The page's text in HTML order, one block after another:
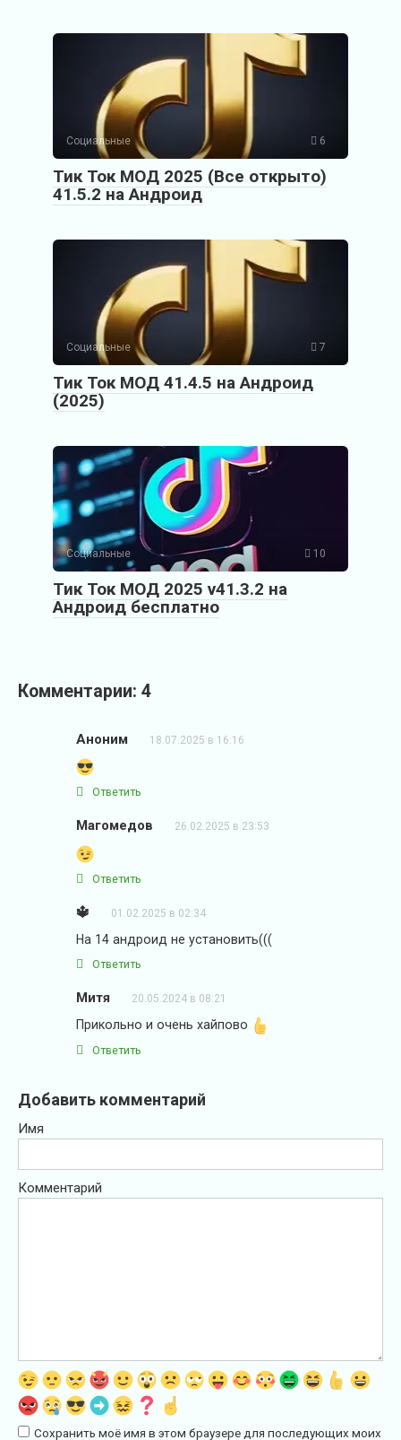
Социальные 6
Тик Ток МОД 2025 (Все открыто)
41.5.2 на Андроид
Социальные 7
Тик Ток МОД 41.4.5 на Андроид
(2025)
Социальные 10
Тик Ток МОД 2025 v41.3.2 на
Андроид бесплатно
Комментарии: 4
Аноним 18.07.2025 в 16:16
Ответить
Магомедов 26.02.2025 в 23:53
Ответить
🔱 01.02.2025 в 02:34
На 14 андроид не установить(((
Ответить
Митя 20.05.2024 в 08:21
Прикольно и очень хайпово
Ответить
Добавить комментарий
Имя
Комментарий
Сохранить моё имя в этом браузере для последующих моих